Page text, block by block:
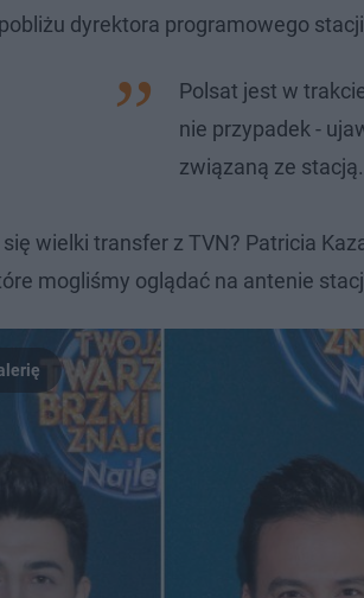
dyrektora programowego
Polsat jest w
nie przypadek -
związaną ze stacją.
wielki transfer z TVN? Patricia
mogliśmy oglądać na antenie